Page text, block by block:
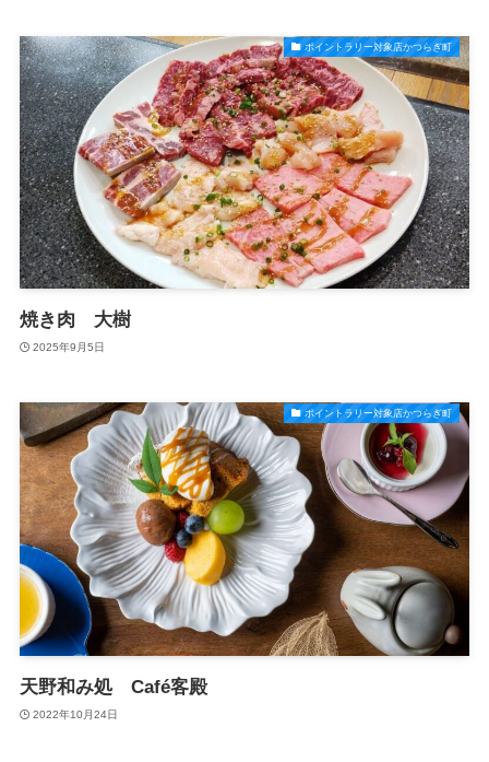
ポイントラリー対象店かつらぎ町
焼き肉 大樹
2025年9月5日
ポイントラリー対象店かつらぎ町
天野和み処 Café客殿
2022年10月24日